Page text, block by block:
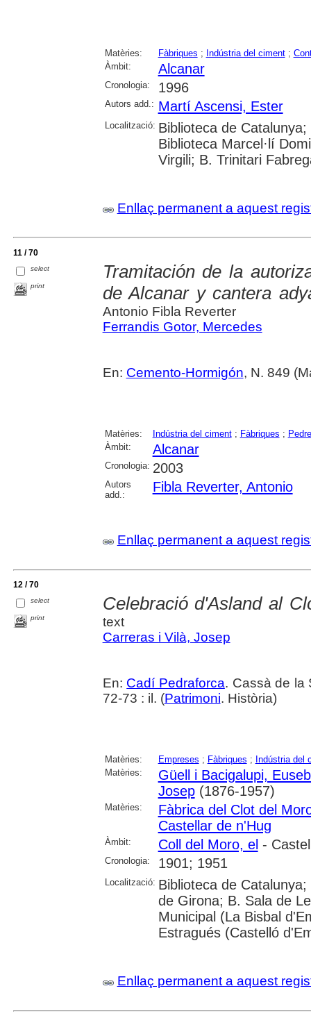
Matèries: Fàbriques ; Indústria del ciment;
Àmbit:
Alcanar
Cronologia: 1996
Autors add.: Martí Ascensi, Ester
Localització: Biblioteca de
Biblioteca Marcel·lí
Virgili; B. Trinitari
Enllaç permanent a aquest
11 / 70
select
print
Tramitación de la
de Alcanar y cantera
Antonio Fibla Reverter
Ferrandis Gotor, Mercedes
En: Cemento-Hormigón, N. 849
Matèries: Indústria del ciment; Fàbriques ;
Àmbit:
Alcanar
Cronologia: 2003
Autors
add.:
Fibla Reverter, Antonio
Enllaç permanent a aquest
12 / 70
select
print
Celebració d'Asland al
text
Carreras i Vilà, Josep
En: Cadí Pedraforca. Cassà de la
72-73 : il. (Patrimoni. Història)
Matèries: Empreses ; Fàbriques ; Indústria del
Matèries:
Güell i Bacigalupi,
Josep(1876-1957)
Matèries:
Fàbrica del Clot del
Castellar de n'Hug
Àmbit: Coll del Moro, el -
Cronologia: 1901; 1951
Localització: Biblioteca de
de Girona; B. Sala de
Municipal (La Bisbal
Estragués (Castelló
Enllaç permanent a aquest